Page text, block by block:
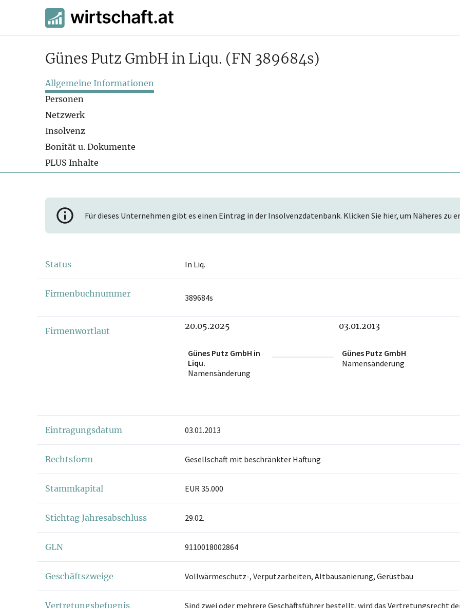
Günes Putz GmbH in Liqu. (FN 389684s)
Allgemeine Informationen
Personen
Netzwerk
Insolvenz
Bonität u. Dokumente
PLUS Inhalte
Für dieses Unternehmen gibt es einen Eintrag in der Insolvenzdatenbank. Klicken Sie hier, um Näheres zu
Status In Liq.
Firmenbuchnummer 389684s
Firmenwortlaut 20.05.2025
Günes Putz GmbH in
Liqu.
Namensänderung
03.01.2013
Günes Putz GmbH
Namensänderung
Eintragungsdatum 03.01.2013
Rechtsform Gesellschaft mit beschränkter Haftung
Stammkapital EUR 35.000
Stichtag Jahresabschluss 29.02.
GLN 9110018002864
Geschäftszweige Vollwärmeschutz-, Verputzarbeiten, Altbausanierung, Gerüstbau
Vertretungsbefugnis
Sind zwei oder mehrere Geschäftsführer bestellt, wird das Vertretungsrecht